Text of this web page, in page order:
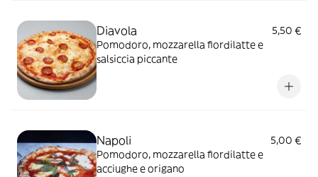
Diavola
5,50 €
Pomodoro, mozzarella fiordilatte e
salsiccia piccante
Napoli
5,00 €
Pomodoro, mozzarella fiordilatte e
acciughe e origano